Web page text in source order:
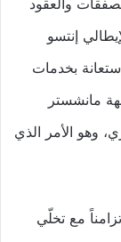
إنتسو
بخدمات
مانشستر
وهو الأمر الذي
مع تخلّي